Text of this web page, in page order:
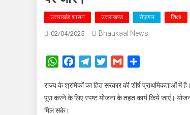
उत्तराखंड शासन उत्तराखण्ड रोज़गार शिक्षा
02/04/2025 Bhaukaal News
WhatsAppFacebookTelegramTwitterGmail
राज्य के श्रमिकों का हित सरकार की शीर्ष प्राथमिकताओं में
पूरा करने के लिए स्पष्ट योजना के तहत कार्य किये जाएं।
मिल सके।